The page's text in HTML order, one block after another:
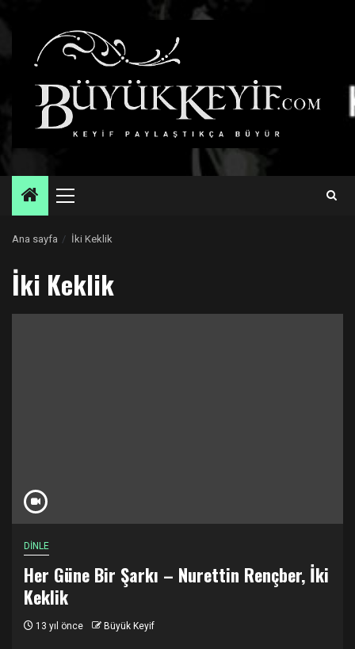
Primary
Ana sayfa İki Keklik
İki Keklik
DİNLE
Her Güne Bir Şarkı – Nurettin Rençber, İki
Keklik
13 yıl önce Büyük Keyif